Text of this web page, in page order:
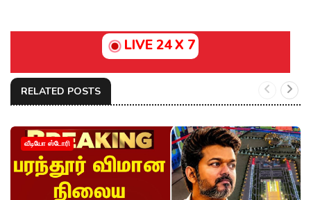
LIVE 24 X 7
RELATED POSTS
வீடியோ ஸ்டோரி